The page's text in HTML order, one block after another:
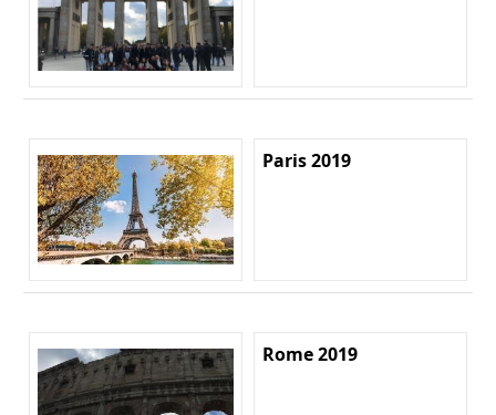
Paris 2019
Rome 2019